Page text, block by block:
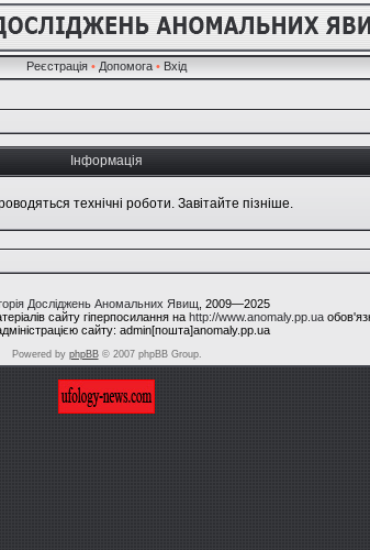
Реєстрація • Допомога • Вхід
Інформація
технічні роботи. Завітайте пізніше.
Досліджень Аномальних Явищ , 2009—2025
сайту гіперпосилання на http://www.anomaly.pp.ua
сайту: admin[пошта]anomaly.pp.ua
Powered by phpBB© 2007 phpBB Group.